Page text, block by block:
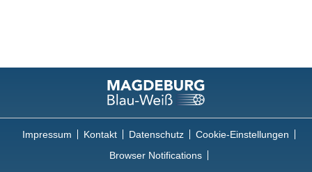
Impressum Kontakt Datenschutz
Cookie-Einstellungen
Browser Notifications